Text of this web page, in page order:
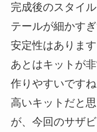
完成後のスタイ
テールが細かす
安定性はあります
あとはキットが
作りやすいですね
高いキットだと
が、今回のサザ